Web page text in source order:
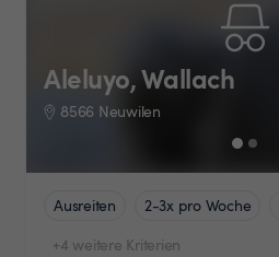
Aleluyo, Wallach
8566 Neuwilen
Ausreiten 2-3x pro Woche
+4 weitere Kriterien